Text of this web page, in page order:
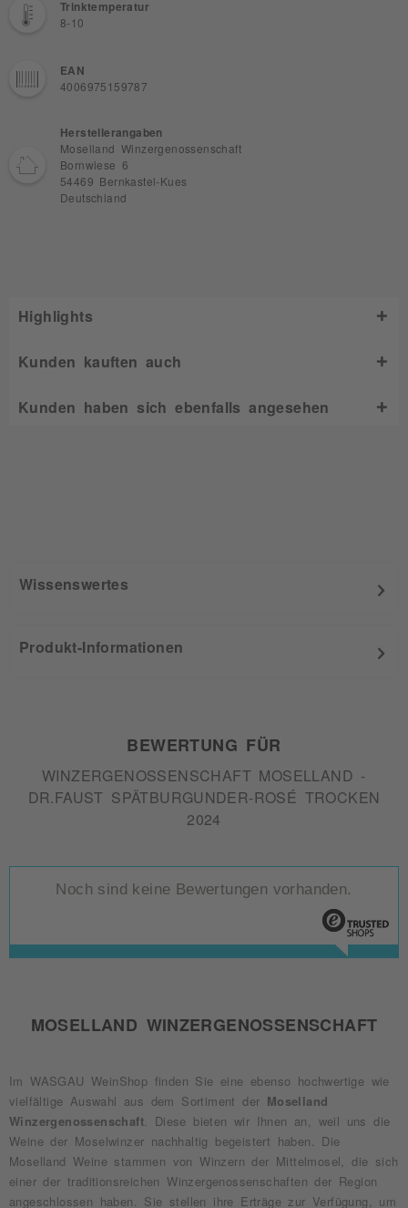
Trinktemperatur
8-10
EAN
4006975159787
Herstellerangaben
Moselland Winzergenossenschaft
Bornwiese 6
54469 Bernkastel-Kues
Deutschland
Highlights
Kunden kauften auch
Kunden haben sich ebenfalls angesehen
Wissenswertes
Produkt-Informationen
BEWERTUNG FÜR
WINZERGENOSSENSCHAFT MOSELLAND -
DR.FAUST SPÄTBURGUNDER-ROSÉ TROCKEN
2024
Noch sind keine Bewertungen vorhanden.
MOSELLAND WINZERGENOSSENSCHAFT
Im WASGAU WeinShop finden Sie eine ebenso hochwertige wie
vielfältige Auswahl aus dem Sortiment der Moselland
Winzergenossenschaft . Diese bieten wir Ihnen an, weil uns die
Weine der Moselwinzer nachhaltig begeistert haben. Die
Moselland Weine stammen von Winzern der Mittelmosel, die sich
einer der traditionsreichen Winzergenossenschaften der Region
angeschlossen haben. Sie stellen ihre Erträge zur Verfügung, um